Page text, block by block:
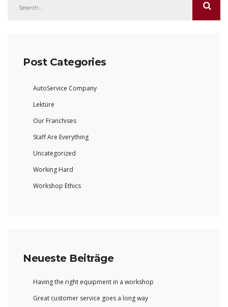
Post Categories
AutoService Company
Lektüre
Our Franchises
Staff Are Everything
Uncategorized
Working Hard
Workshop Ethics
Neueste Beiträge
Having the right equipment in a workshop
Great customer service goes a long way